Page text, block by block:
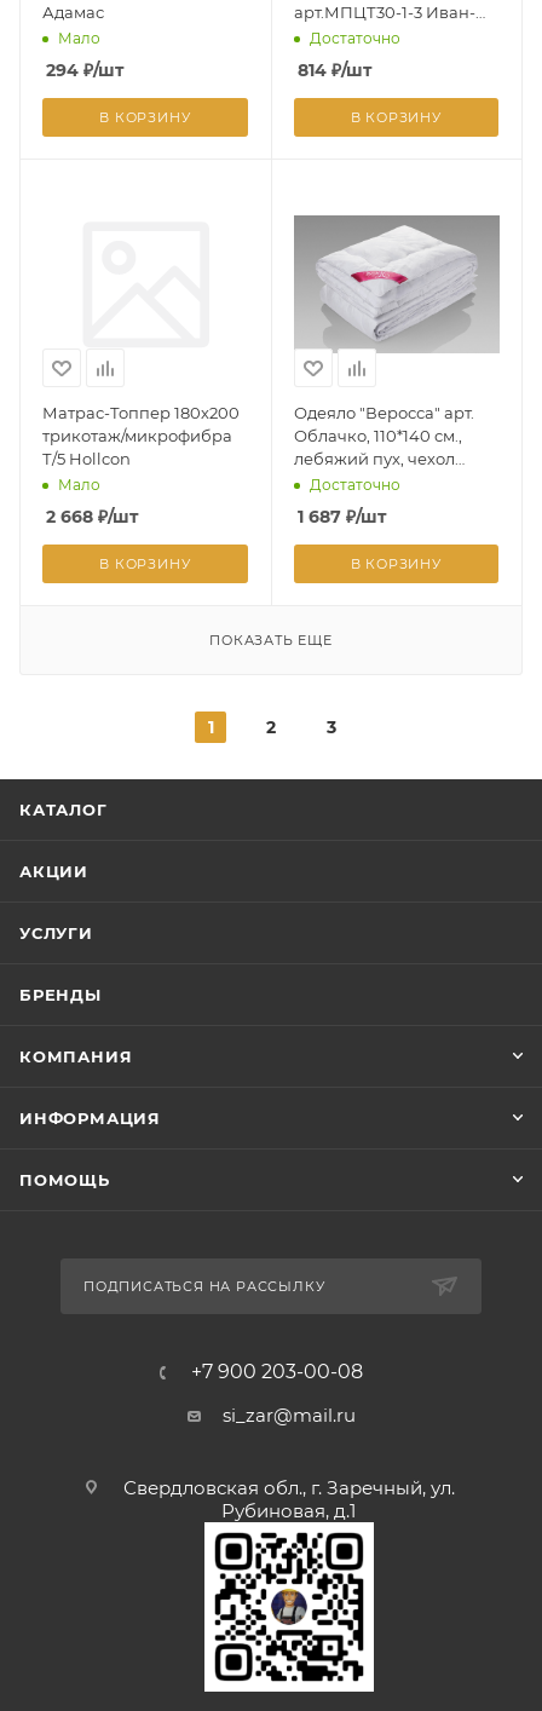
Адамас
Мало
294 ₽/шт
В КОРЗИНУ
арт.МПЦТ30-1-3 Иван-
чай"Целебные травы"
90*200 см.
Достаточно
814₽/шт
В КОРЗИНУ
Матрас-Топпер 180х200
трикотаж/микрофибра
Т/5 Hollcon
Мало
2 668 ₽/шт
В КОРЗИНУ
Одеяло "Веросса" арт.
Облачко, 110*140 см.,
лебяжий пух, чехол
перкаль
Достаточно
1 687₽/шт
В КОРЗИНУ
ПОКАЗАТЬ ЕЩЕ
1 2 3
КАТАЛОГ
АКЦИИ
УСЛУГИ
БРЕНДЫ
КОМПАНИЯ
ИНФОРМАЦИЯ
ПОМОЩЬ
ПОДПИСАТЬСЯ НА РАССЫЛКУ
+7 900 203-00-08
si_zar@mail.ru
Свердловская обл., г. Заречный, ул.
Рубиновая, д.1